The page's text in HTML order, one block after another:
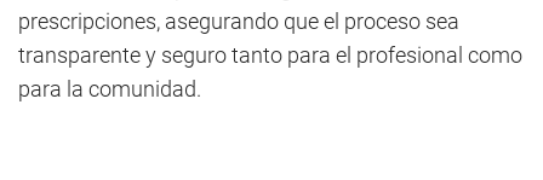
prescripciones, asegurando que el proceso sea
transparente y seguro tanto para el profesional como
para la comunidad.